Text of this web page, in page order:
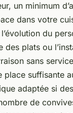
un minimum
dans votre
du
des plats ou
sans
place suffisante
adaptée si
de